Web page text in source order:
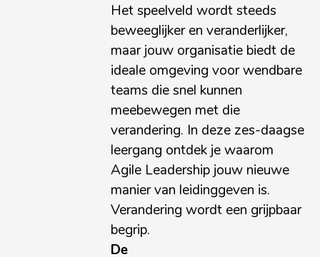
Het speelveld wordt steeds
beweeglijker en veranderlijker,
maar jouw organisatie biedt de
ideale omgeving voor wendbare
teams die snel kunnen
meebewegen met die
verandering. In deze zes-daagse
leergang ontdek je waarom
Agile Leadership jouw nieuwe
manier van leidinggeven is.
Verandering wordt een grijpbaar
begrip.
De